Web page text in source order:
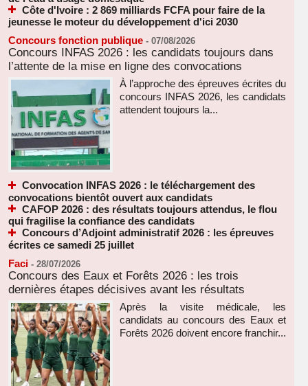
Côte d'Ivoire : 2 869 milliards FCFA pour faire de la
jeunesse le moteur du développement d'ici 2030
Concours fonction publique - 07/08/2026
Concours INFAS 2026 : les candidats toujours dans
l’attente de la mise en ligne des convocations
À l’approche des épreuves écrites du
concours INFAS 2026, les candidats
attendent toujours la...
Convocation INFAS 2026 : le téléchargement des
convocations bientôt ouvert aux candidats
CAFOP 2026 : des résultats toujours attendus, le flou
qui fragilise la confiance des candidats
Concours d’Adjoint administratif 2026 : les épreuves
écrites ce samedi 25 juillet
Faci - 28/07/2026
Concours des Eaux et Forêts 2026 : les trois
dernières étapes décisives avant les résultats
Après la visite médicale, les
candidats au concours des Eaux et
Forêts 2026 doivent encore franchir...